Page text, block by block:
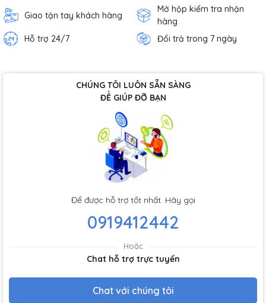
Giao tận tay khách hàng
Mở hộp kiểm tra nhận
hàng
Hỗ trợ 24/7
Đổi trả trong 7 ngày
CHÚNG TÔI LUÔN SẴN SÀNG
ĐỂ GIÚP ĐỠ BẠN
Để được hỗ trợ tốt nhất. Hãy gọi
0919412442
Hoặc
Chat hỗ trợ trực tuyến
Chat với chúng tôi